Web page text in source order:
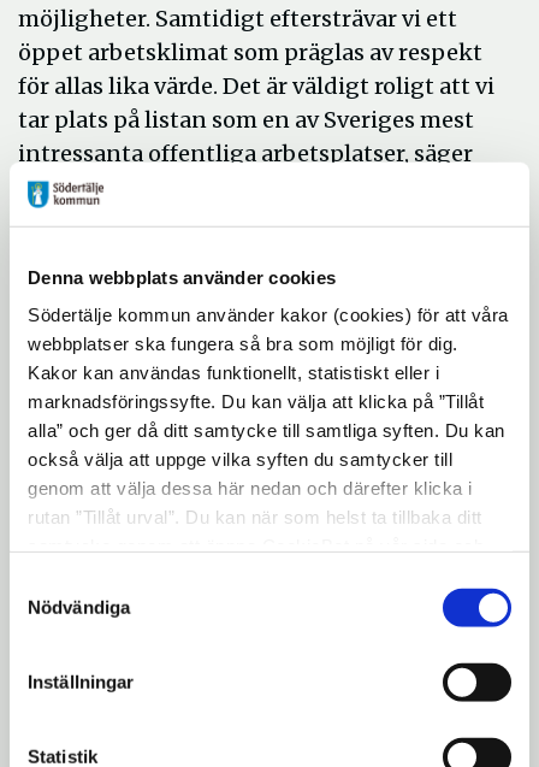
Denna webbplats använder cookies
Södertälje kommun använder kakor (cookies) för att våra
webbplatser ska fungera så bra som möjligt för dig.
Kakor kan användas funktionellt, statistiskt eller i
marknadsföringssyfte. Du kan välja att klicka på ”Tillåt
alla” och ger då ditt samtycke till samtliga syften. Du kan
också välja att uppge vilka syften du samtycker till
genom att välja dessa här nedan och därefter klicka i
rutan ”Tillåt urval”. Du kan när som helst ta tillbaka ditt
"Visa detaljer" kan du läsa om hur kakorna används och
hur vi och våra leverantörer inhämtar och behandlar
Nödvändiga
Inställningar
Statistik
möjligheter. Samtidigt eftersträvar vi ett
öppet arbetsklimat som präglas av respekt
för allas lika värde. Det är väldigt roligt att vi
tar plats på listan som en av Sveriges mest
intressanta offentliga arbetsplatser, säger
Johan Lefverström, personaldirektör i
Södertälje kommun.
Karriärföretagen utser årligen de 100 mest
även 20 kommuner. Södertälje kommun har
under hösten 2014 konkurrerat med totalt 1
200 arbetsgivare. Företagens egna
medarbetare nominerar sin arbetsgivare
och en jury utser därefter de mest
framstående organisationerna inom olika
– Jag är glad och tacksam för att Södertälje
kommun får denna utmärkelse, säger Elof
personalutskottet Södertälje kommun. Vi är
Händelserik, utmanande och med många